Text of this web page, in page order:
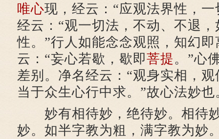
唯心现，经云：“应观法界性，
经云：“观一切法，不动、不退，
性。”行人如能念念观照，知幻
云：“妄心若歇，歇即菩提。”心
差别。净名经云：“观身实相，
当于众生心行中求。”故心法妙也
妙有相待妙，绝待妙。相待
妙。如半字教为粗，满字教为妙